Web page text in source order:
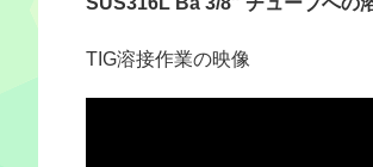
TIG溶接作業の映像